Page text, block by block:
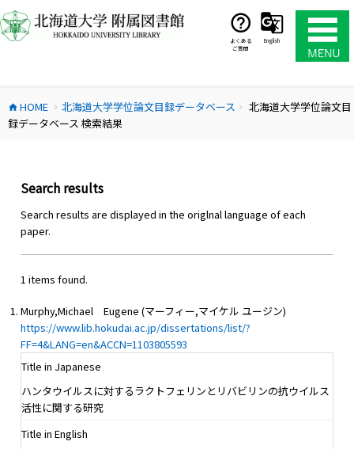
ン
テ
ス
キ
よくある
ご質問
English
home HOME chevron_right 北海道大学学位論文目録データベース chevron_right
北海道大学学位論文目
録データベース 検索結果
Search results
Search results are displayed in the origlnal language of each
paper.
1 items found.
Murphy,Michael Eugene (マーフィー,マイケル ユージン)
https://www.lib.hokudai.ac.jp/dissertations/list/?
FF=4&LANG=en&ACCN=1103805593
Title in Japanese
ハンタウイルスに対するラクトフェリンとリバビリンの抗ウイルス
活性に関する研究
Title in English